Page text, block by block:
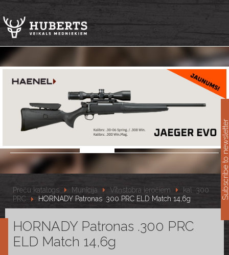
Preču katalogs Munīcija Vītņstobra ieročiem
kal. 300
PRC
HORNADY Patronas .300 PRC ELD Match 14,6g
HORNADY Patronas .300 PRC
ELD Match 14,6g
Subscribe